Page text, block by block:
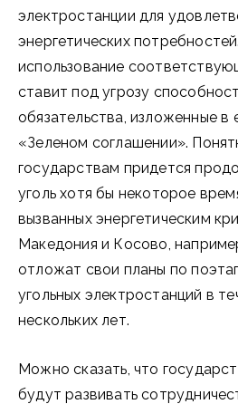
электростанции для
энергетических
использование
ставит под угрозу
обязательства, изложенные в
«Зеленом соглашении».
государствам придется
уголь хотя бы некоторое
вызванных энергетическим
Македония и Косово,
отложат свои планы по
угольных электростанций в
нескольких лет.
Можно сказать, что
будут развивать